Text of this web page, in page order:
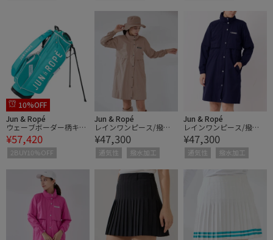
10%OFF
Jun & Ropé
ウェーブボーダー柄キャ
ディーバッグ/ユニセッ
クス・軽量
¥57,420
2BUY10%OFF
Jun & Ropé
レインワンピース/撥
水・透湿
¥47,300
通気性 撥水加工
Jun & Ropé
レインワンピース/撥
水・透湿
¥47,300
通気性 撥水加工